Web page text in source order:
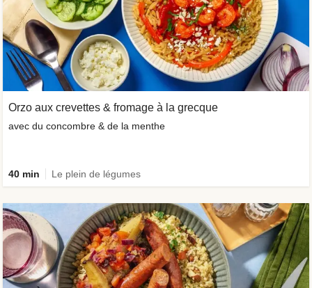
Orzo aux crevettes & fromage à la grecque
avec du concombre & de la menthe
40 min Le plein de légumes